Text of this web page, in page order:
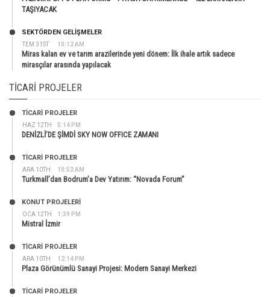
TAŞIYACAK
TEM 31ST 10:12 AM
SEKTÖRDEN GELIŞMELER
Miras kalan ev ve tarım arazilerinde yeni dönem: İlk ihale artık sadece
mirasçılar arasında yapılacak
TICARI PROJELER
HAZ 12TH 5:14 PM
TİCARİ PROJELER
DENİZLİ’DE ŞİMDİ SKY NOW OFFICE ZAMANI
ARA 10TH 10:52 AM
TİCARİ PROJELER
Turkmall’dan Bodrum’a Dev Yatırım: “Novada Forum”
OCA 12TH 1:39 PM
KONUT PROJELERI
Mistral İzmir
ARA 10TH 12:14 PM
TİCARİ PROJELER
Plaza Görünümlü Sanayi Projesi: Modern Sanayi Merkezi
TİCARİ PROJELER